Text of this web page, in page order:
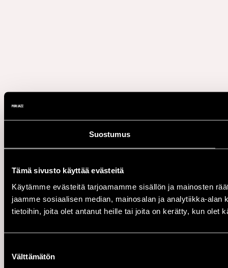
Suostumus
Tämä sivusto käyttää evästeitä
Käytämme evästeitä tarjoamamme sisällön ja mainosten
jaamme sosiaalisen median, mainosalan ja analytiikka-
tietoihin, joita olet antanut heille tai joita on kerätty, kun olet
valinta
Välttämätön